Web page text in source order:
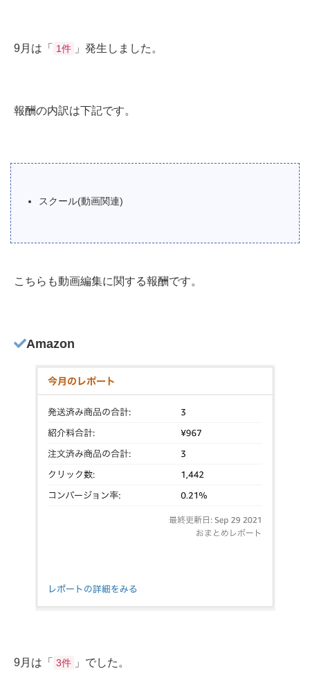
9月は「 1件 」発生しました。
報酬の内訳は下記です。
スクール(動画関連)
こちらも動画編集に関する報酬です。
Amazon
9月は「 3件 」でした。